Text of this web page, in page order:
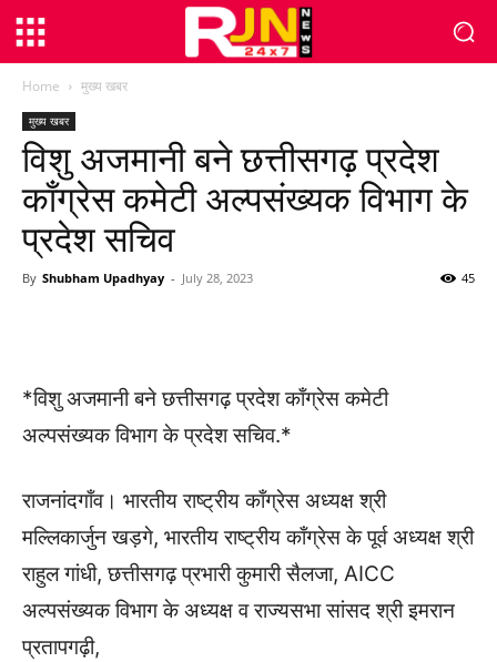
Home मुख्य खबर
मुख्य खबर
विशु अजमानी बने छत्तीसगढ़ प्रदेश
काँग्रेस कमेटी अल्पसंख्यक विभाग के
प्रदेश सचिव
By Shubham Upadhyay - July 28, 2023 45
*विशु अजमानी बने छत्तीसगढ़ प्रदेश काँग्रेस कमेटी
अल्पसंख्यक विभाग के प्रदेश सचिव.*
राजनांदगाँव। भारतीय राष्ट्रीय काँग्रेस अध्यक्ष श्री
मल्लिकार्जुन खड़गे, भारतीय राष्ट्रीय काँग्रेस के पूर्व अध्यक्ष श्री
राहुल गांधी, छत्तीसगढ़ प्रभारी कुमारी सैलजा, AICC
अल्पसंख्यक विभाग के अध्यक्ष व राज्यसभा सांसद श्री इमरान
प्रतापगढ़ी,